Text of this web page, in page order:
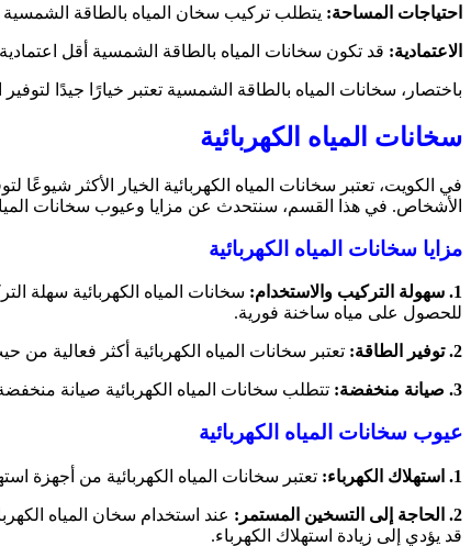
احتياجات المساحة: يتطلب تركيب سخان المياه بالطاقة
الاعتمادية: قد تكون سخانات المياه بالطاقة الشمسية أقل
باختصار، سخانات المياه بالطاقة الشمسية تعتبر خيارًا جيدًا
سخانات المياه الكهربائية
في الكويت، تعتبر سخانات المياه الكهربائية الخيار الأكثر شيوعًا
الأشخاص. في هذا القسم، سنتحدث عن مزايا وعيوب سخانات
مزايا سخانات المياه الكهربائية
1. سهولة التركيب والاستخدام:
سخانات المياه الكهربائية سهلة
للحصول على مياه ساخنة فورية.
2. توفير الطاقة: تعتبر سخانات المياه الكهربائية أكثر فعالية
3. صيانة منخفضة: تتطلب سخانات المياه الكهربائية صيانة
عيوب سخانات المياه الكهربائية
1. استهلاك الكهرباء: تعتبر سخانات المياه الكهربائية من أجهزة
2. الحاجة إلى التسخين المستمر:
عند استخدام سخان المياه
قد يؤدي إلى زيادة استهلاك الكهرباء.